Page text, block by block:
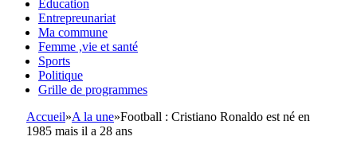
Education
Entrepreunariat
Ma commune
Femme ,vie et santé
Sports
Politique
Grille de programmes
Accueil»A la une»Football : Cristiano Ronaldo est né en
1985 mais il a 28 ans